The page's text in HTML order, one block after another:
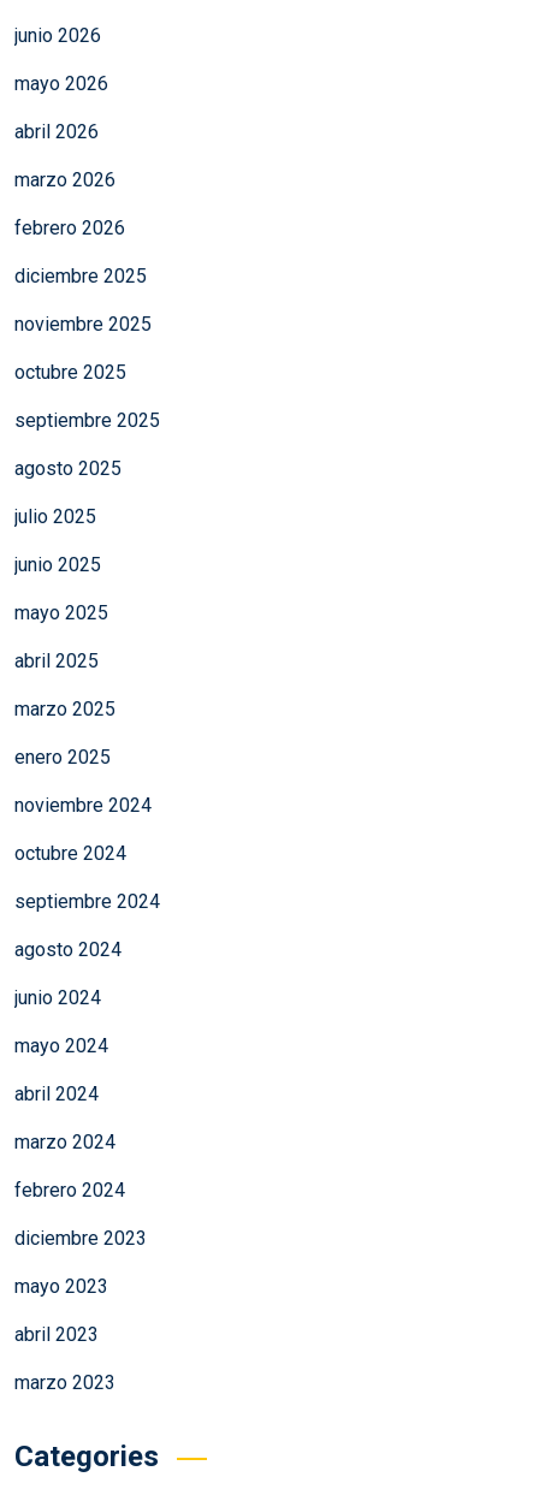
junio 2026
mayo 2026
abril 2026
marzo 2026
febrero 2026
diciembre 2025
noviembre 2025
octubre 2025
septiembre 2025
agosto 2025
julio 2025
junio 2025
mayo 2025
abril 2025
marzo 2025
enero 2025
noviembre 2024
octubre 2024
septiembre 2024
agosto 2024
junio 2024
mayo 2024
abril 2024
marzo 2024
febrero 2024
diciembre 2023
mayo 2023
abril 2023
marzo 2023
Categories